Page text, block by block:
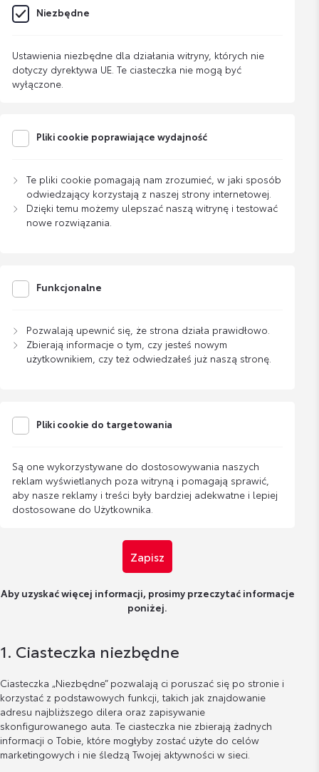
Niezbędne
Ustawienia niezbędne dla działania witryny, których nie
dotyczy dyrektywa UE. Te ciasteczka nie mogą być
wyłączone.
Pliki cookie poprawiające wydajność
Te pliki cookie pomagają nam zrozumieć, w jaki sposób
odwiedzający korzystają z naszej strony internetowej.
Dzięki temu możemy ulepszać naszą witrynę i testować
nowe rozwiązania.
Funkcjonalne
Pozwalają upewnić się, że strona działa prawidłowo.
Zbierają informacje o tym, czy jesteś nowym
użytkownikiem, czy też odwiedzałeś już naszą stronę.
Pliki cookie do targetowania
Są one wykorzystywane do dostosowywania naszych
reklam wyświetlanych poza witryną i pomagają sprawić,
aby nasze reklamy i treści były bardziej adekwatne i lepiej
dostosowane do Użytkownika.
Zapisz
Aby uzyskać więcej informacji, prosimy przeczytać informacje
poniżej.
1. Ciasteczka niezbędne
Ciasteczka „Niezbędne” pozwalają ci poruszać się po stronie i
korzystać z podstawowych funkcji, takich jak znajdowanie
adresu najbliższego dilera oraz zapisywanie
skonfigurowanego auta. Te ciasteczka nie zbierają żadnych
informacji o Tobie, które mogłyby zostać użyte do celów
marketingowych i nie śledzą Twojej aktywności w sieci.